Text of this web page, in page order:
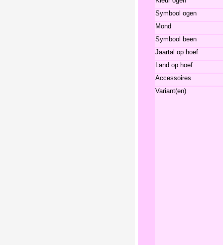
Symbool ogen
Mond
Symbool been
Jaartal op hoef
Land op hoef
Accessoires
Variant(en)